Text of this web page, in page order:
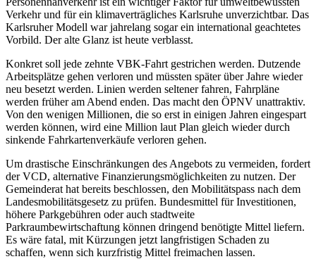
Verkehr und für ein klimaverträgliches Karlsruhe unverzichtbar. Das
Karlsruher Modell war jahrelang sogar ein international geachtetes
Vorbild. Der alte Glanz ist heute verblasst.
Konkret soll jede zehnte VBK-Fahrt gestrichen werden. Dutzende
Arbeitsplätze gehen verloren und müssten später über Jahre wieder
neu besetzt werden. Linien werden seltener fahren, Fahrpläne
werden früher am Abend enden. Das macht den ÖPNV unattraktiv.
Von den wenigen Millionen, die so erst in einigen Jahren eingespart
werden können, wird eine Million laut Plan gleich wieder durch
sinkende Fahrkartenverkäufe verloren gehen.
Um drastische Einschränkungen des Angebots zu vermeiden, fordert
der VCD, alternative Finanzierungsmöglichkeiten zu nutzen. Der
Gemeinderat hat bereits beschlossen, den Mobilitätspass nach dem
Landesmobilitätsgesetz zu prüfen. Bundesmittel für Investitionen,
höhere Parkgebühren oder auch stadtweite
Parkraumbewirtschaftung können dringend benötigte Mittel liefern.
Es wäre fatal, mit Kürzungen jetzt langfristigen Schaden zu
schaffen, wenn sich kurzfristig Mittel freimachen lassen.